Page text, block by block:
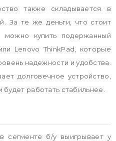
также складывается в
За те же деньги, что стоит
можно купить подержанный
Lenovo ThinkPad, которые
надежности и удобства.
долговечное устройство,
работать стабильнее.
сегменте б/у выигрывает у